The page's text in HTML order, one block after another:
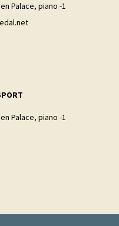
Palace, piano -1
Palace, piano -1